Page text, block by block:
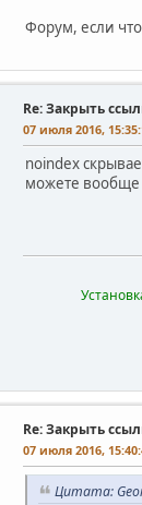
Форум, если
Re: Закрыть
07 июля 2016,
noindex
можете вообще
Re: Закрыть
07 июля 2016,
Цитата: